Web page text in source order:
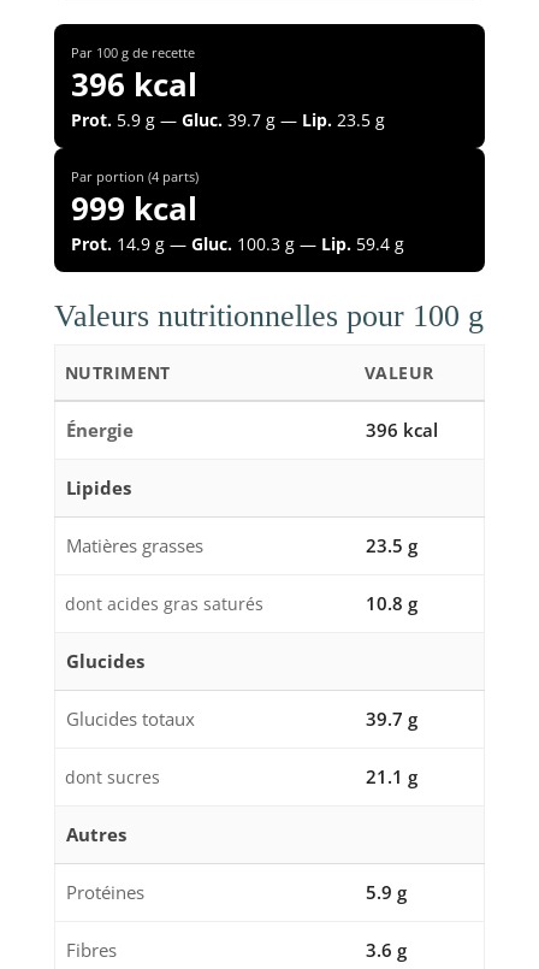
Par 100 g de recette
396 kcal
Prot.5.9 g — Gluc.39.7 g — Lip.23.5 g
Par portion (4 parts)
999 kcal
Prot.14.9 g — Gluc.100.3 g — Lip.59.4 g
Valeurs nutritionnelles pour 100 g
NUTRIMENT VALEUR
Énergie 396 kcal
Lipides
Matières grasses 23.5 g
dont acides gras saturés 10.8 g
Glucides
Glucides totaux 39.7 g
dont sucres 21.1 g
Autres
Protéines 5.9 g
Fibres 3.6 g